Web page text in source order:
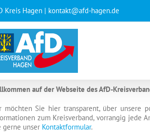
Kreis Hagen | kontakt@afd-hagen.de
auf der Webseite des AfD-
möchten Sie hier transparent, über unsere
zum Kreisverband, vorrangig jede
gerne unser Kontaktformular.